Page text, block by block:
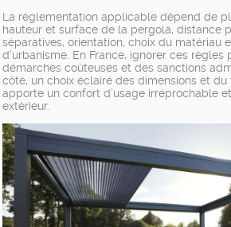
La réglementation applicable dépend de
hauteur et surface de la pergola, distance
séparatives, orientation, choix du matériau
d’urbanisme. En France, ignorer ces règles
démarches coûteuses et des sanctions
côté, un choix éclairé des dimensions et
apporte un confort d’usage irréprochable
extérieur.